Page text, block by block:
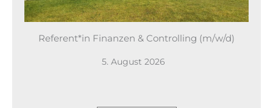
Referent*in Finanzen & Controlling (m/w/d)
5. August 2026